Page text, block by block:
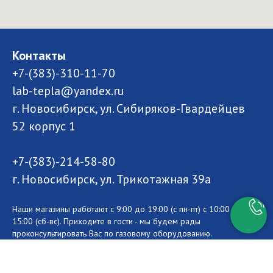
Контакты
+7-(383)-310-11-70
lab-tepla@yandex.ru
г. Новосибирск, ул. Сибиряков-Гвардейцев
52 корпус 1
+7-(383)-214-58-80
г. Новосибирск, ул. Трикотажная 39а
Наши магазины работают с 9:00 до 19:00 (с пн-пт) с 10:00 до
15:00 (сб-вс). Приходите в гости - мы будем рады
проконсультировать Вас по газовому оборудованию.